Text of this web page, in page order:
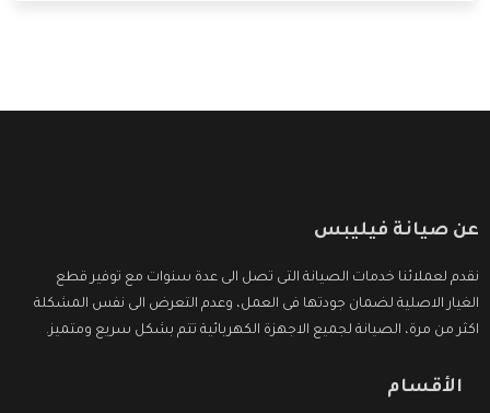
عن صيانة فيليبس
نقدم لعملائنا خدمات الصيانة التى تصل الى عدة سنوات مع توفير قطع
الغيار الاصلية لضمان جودتها فى العمل، وعدم التعرض الى نفس المشكلة
اكثر من مرة، الصيانة لجميع الاجهزة الكهربائية تتم بشكل سريع ومتميز.
الأقسام